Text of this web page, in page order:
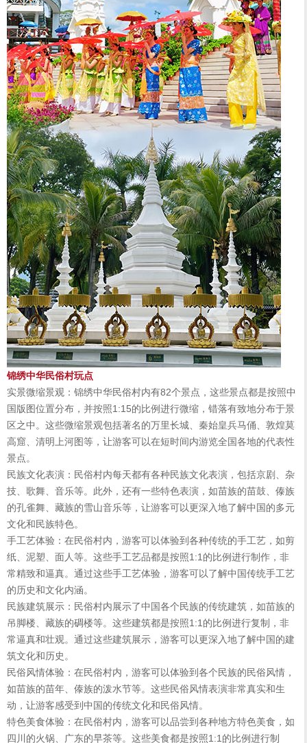
锦绣中华民俗村玩点
实景微缩景观：锦绣中华民俗村内有82个景点，这些景点都是按照中
国版图位置分布，并按照1:15的比例进行微缩，错落有致地分布于景
区之中。这些微缩景观包括著名的万里长城、秦始皇兵马俑、敦煌莫
高窟、清明上河图等，让游客可以在短时间内游览全国各地的代表性
景点。
民族文化表演：民俗村内每天都有各种民族文化表演，包括京剧、杂
技、歌舞、音乐等。此外，还有一些特色表演，如苗族的苗鼓、傣族
的孔雀舞、藏族的雪山音乐等，让游客可以更深入地了解中国的多元
文化和民族特色。
手工艺体验：在民俗村内，游客可以体验到各种传统的手工艺，如剪
纸、泥塑、面人等。这些手工艺品都是按照1:1的比例进行制作，非
常精致和逼真。通过这些手工艺体验，游客可以了解中国传统手工艺
的历史和文化内涵。
民族建筑展示：民俗村内展示了中国各个民族的传统建筑，如苗族的
吊脚楼、藏族的碉楼等。这些建筑都是按照1:1的比例进行复制，非
常逼真和壮观。通过这些建筑展示，游客可以更深入地了解中国的建
筑文化和历史。
民俗风情体验：在民俗村内，游客可以体验到各个民族的民俗风情，
如苗族的苗年、傣族的泼水节等。这些民俗风情表演非常真实和生
动，让游客感受到中国的传统文化和民俗风情。
特色美食体验：在民俗村内，游客可以品尝到各种地方特色美食，如
四川的火锅、广东的早茶等。这些美食都是按照1:1的比例进行制